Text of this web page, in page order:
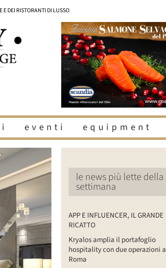
E DEI RISTORANTI DI LUSSO
eventi equipment
le news più lette della
settimana
APP E INFLUENCER, IL GRANDE
RICATTO
Kryalos amplia il portafoglio
hospitality con due operazioni a
Roma